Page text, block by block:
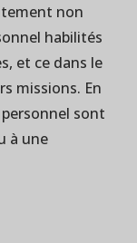
non
habilités
et ce dans le
missions. En
sont
à une